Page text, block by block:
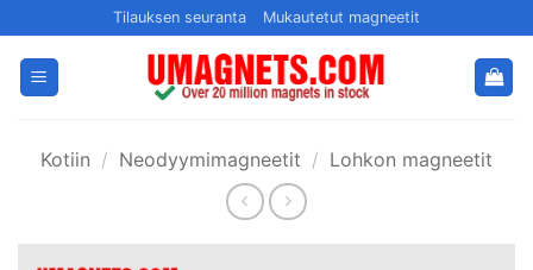
sisältöön
Tilauksen seuranta Mukautetut magneetit
Kotiin / Neodyymimagneetit / Lohkon magneetit